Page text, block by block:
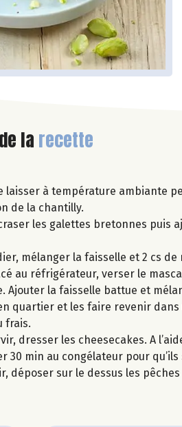
de la recette
laisser à température ambiante
de la chantilly.
les galettes bretonnes puis
mélanger la faisselle et 2 cs
au réfrigérateur, verser le
Ajouter la faisselle battue et
quartier et les faire revenir
frais.
dresser les cheesecakes. A
30 min au congélateur pour
déposer sur le dessus les